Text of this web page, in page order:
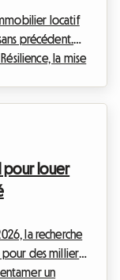
locatif
précédent.
la mise
pour louer
la recherche
des milliers
un